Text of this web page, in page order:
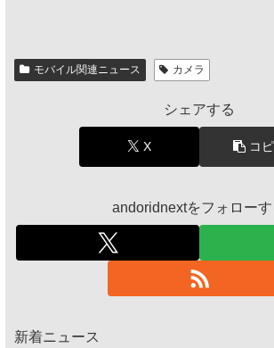
モバイル関連ニュース カメラ
シェアする
X コ
andoridnextをフォローす
新着ニュース